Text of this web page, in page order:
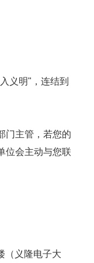
义明"，连结到
门主管，若您的
位会主动与您联
（义隆电子大